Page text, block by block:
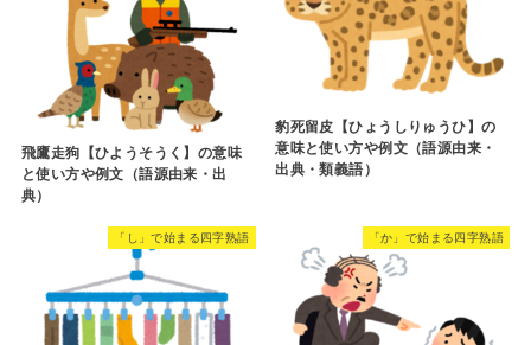
飛鷹走狗【ひようそうく】の意味
と使い方や例文（語源由来・出
典）
豹死留皮【ひょうしりゅうひ】の
意味と使い方や例文（語源由来・
出典・類義語）
「し」で始まる四字熟語 「か」で始まる四字熟語